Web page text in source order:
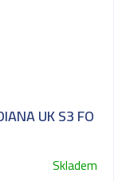
UK S3 FO
Skladem